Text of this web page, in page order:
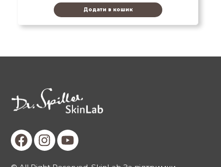
Додати в кошик